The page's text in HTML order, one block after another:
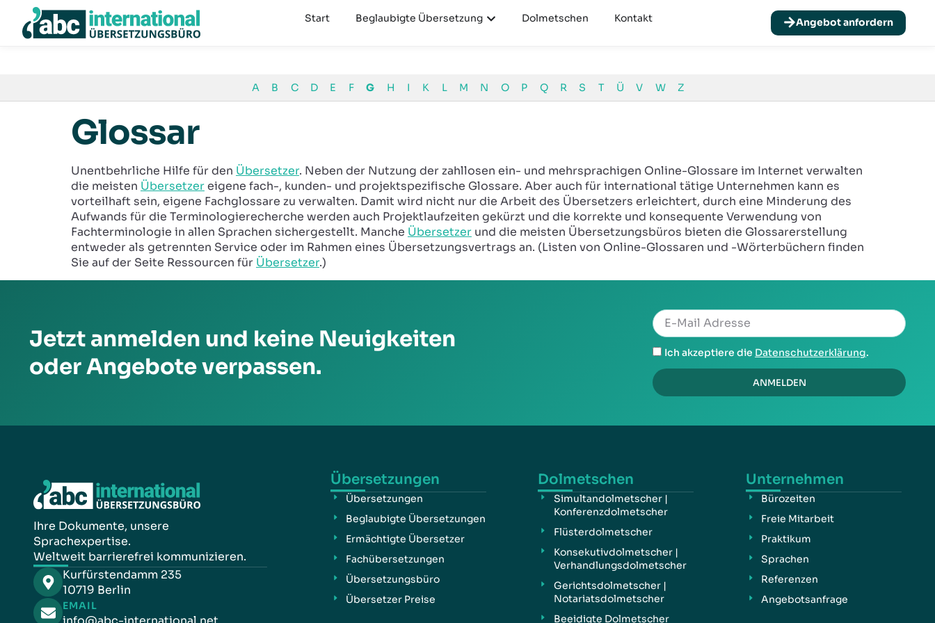
Übersetzungsbüro in Berlin +49 30 501 590 85 info@abc-international.net Zu uns Navigieren
Start Beglaubigte Übersetzung Dolmetschen Kontakt Angebot anfordern
A B C D E F G H I K L M N O P Q R S T Ü V W Z
Glossar
Unentbehrliche Hilfe für den Übersetzer. Neben der Nutzung der zahllosen ein- und mehrsprachigen Online-Glossare im Internet verwalten
die meisten Übersetzereigene fach-, kunden- und projektspezifische Glossare. Aber auch für international tätige Unternehmen kann es
vorteilhaft sein, eigene Fachglossare zu verwalten. Damit wird nicht nur die Arbeit des Übersetzers erleichtert, durch eine Minderung des
Aufwands für die Terminologierecherche werden auch Projektlaufzeiten gekürzt und die korrekte und konsequente Verwendung von
Fachterminologie in allen Sprachen sichergestellt. Manche Übersetzer und die meisten Übersetzungsbüros bieten die Glossarerstellung
entweder als getrennten Service oder im Rahmen eines Übersetzungsvertrags an. (Listen von Online-Glossaren und -Wörterbüchern finden
Sie auf der Seite Ressourcen für Übersetzer.)
Jetzt anmelden und keine Neuigkeiten
oder Angebote verpassen.
Ich akzeptiere die Datenschutzerklärung.
ANMELDEN
Ihre Dokumente, unsere
Sprachexpertise.
Weltweit barrierefrei kommunizieren.
Kurfürstendamm 235
10719 Berlin
EMAIL
Übersetzungen
Übersetzungen
Beglaubigte Übersetzungen
Ermächtigte Übersetzer
Fachübersetzungen
Übersetzungsbüro
Übersetzer Preise
Dolmetschen
Simultandolmetscher |
Konferenzdolmetscher
Flüsterdolmetscher
Konsekutivdolmetscher |
Verhandlungsdolmetscher
Gerichtsdolmetscher |
Notariatsdolmetscher
Beeidigte Dolmetscher
Unternehmen
Bürozeiten
Freie Mitarbeit
Praktikum
Sprachen
Referenzen
Angebotsanfrage